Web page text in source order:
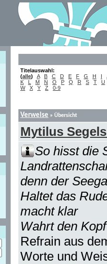
Titelauswahl:
(alle) A B C D E F G H I
K
L M N O P Q R S T
U
W
X Y Z 0-9
Verweise » Übersicht
Mytilus
So hisst die
denn der
Haltet das
macht klar
Wahrt den
Refrain aus
Worte und